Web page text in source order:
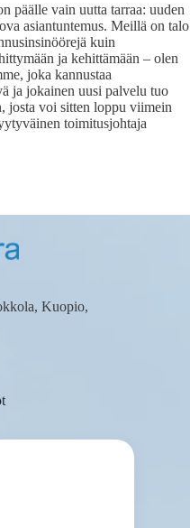
päälle vain uutta tarraa: uuden
asiantuntemus. Meillä on talo
kuin
ja kehittämään – olen
joka kannustaa
ja jokainen uusi palvelu tuo
josta voi sitten loppu viimein
toimitusjohtaja
Kuopio,